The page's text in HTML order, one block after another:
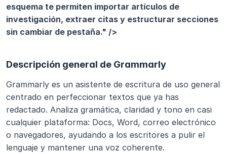
esquema te permiten importar artículos de
investigación, extraer citas y estructurar secciones
sin cambiar de pestaña." />
Descripción general de Grammarly
Grammarly es un asistente de escritura de uso general
centrado en perfeccionar textos que ya has
redactado. Analiza gramática, claridad y tono en casi
cualquier plataforma: Docs, Word, correo electrónico
o navegadores, ayudando a los escritores a pulir el
lenguaje y mantener una voz coherente.